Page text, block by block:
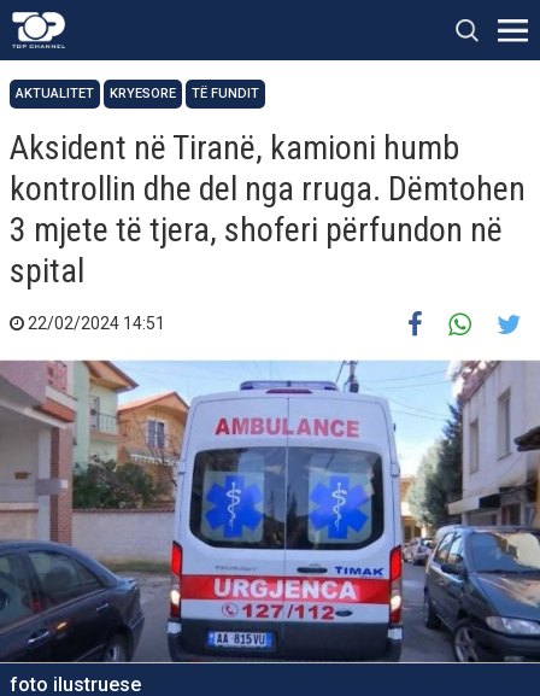
AKTUALITET KRYESORE TË FUNDIT
Aksident në Tiranë, kamioni humb
kontrollin dhe del nga rruga. Dëmtohen
3 mjete të tjera, shoferi përfundon në
spital
22/02/2024 14:51
foto ilustruese